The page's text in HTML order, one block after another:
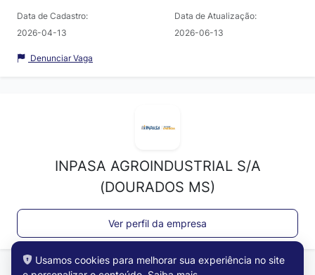
Data de Cadastro:
2026-04-13
Data de Atualização:
2026-06-13
Denunciar Vaga
INPASA AGROINDUSTRIAL S/A
(DOURADOS MS)
Ver perfil da empresa
Usamos cookies para melhorar sua experiência no site